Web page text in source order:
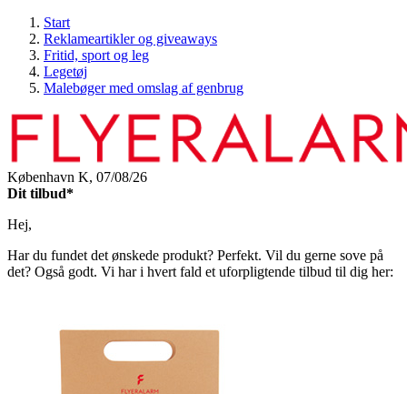
Start
Reklameartikler og giveaways
Fritid, sport og leg
Legetøj
Malebøger med omslag af genbrug
København K, 07/08/26
Dit tilbud*
Hej,
Har du fundet det ønskede produkt? Perfekt. Vil du gerne sove på
det? Også godt. Vi har i hvert fald et uforpligtende tilbud til dig her: